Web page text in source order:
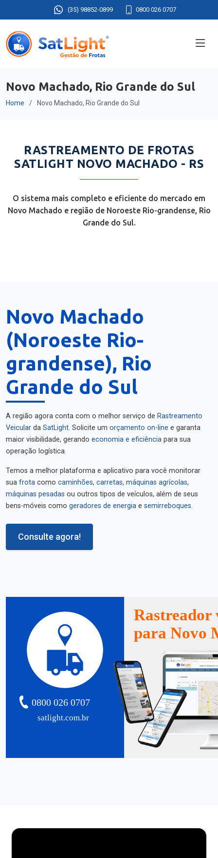
(35) 98852-0899 0800 026 0707
Novo Machado, Rio Grande do Sul
Home Novo Machado, Rio Grande do Sul
RASTREAMENTO DE FROTAS
SATLIGHT NOVO MACHADO - RS
O sistema mais completo e eficiente do mercado em
Novo Machado e região de Noroeste Rio-grandense, Rio
Grande do Sul.
Novo Machado
(Noroeste Rio-
grandense), Rio
Grande do Sul
A região agora conta com o melhor serviço de Rastreamento
Veicular da SatLight. Solicite um orçamento on-line e garanta
maior visibilidade, gerando economia e eficiência para sua
operação logística.
Temos a melhor plataforma e aplicativo para você monitorar
sua frota como caminhões, carretas, máquinas agrícolas,
máquinas pesadas ou outros tipos de veículos, além de seus
bens-móveis como geradores de energia e semirreboques.
Consulte agora!
satlight.com.br
0800 026 0707
Rastreador
para Novo